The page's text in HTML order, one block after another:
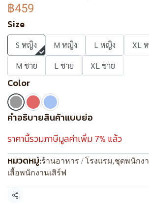
฿459
Size
S หญิง M หญิง L หญิง XL
M ชาย
L ชาย XL ชาย
Color
คำอธิบายสินค้าแบบย่อ
ราคานี้รวมภาษีมูลค่าเพิ่ม 7% แล้ว
หมวดหมู่:ร้านอาหาร / โรงแรม,ชุดพนักง
เสื้อพนักงานเสิร์ฟ
แชร์